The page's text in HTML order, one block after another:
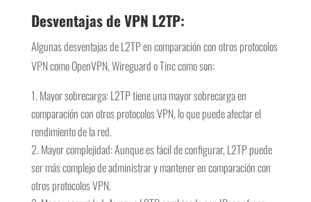
Desventajas de VPN L2TP:
Algunas desventajas de L2TP en comparación con otros protocolos
VPN como OpenVPN, Wireguard o Tinc como son:
Mayor sobrecarga: L2TP tiene una mayor sobrecarga en
comparación con otros protocolos VPN, lo que puede afectar el
rendimiento de la red.
Mayor complejidad: Aunque es fácil de configurar, L2TP puede
ser más complejo de administrar y mantener en comparación con
otros protocolos VPN.